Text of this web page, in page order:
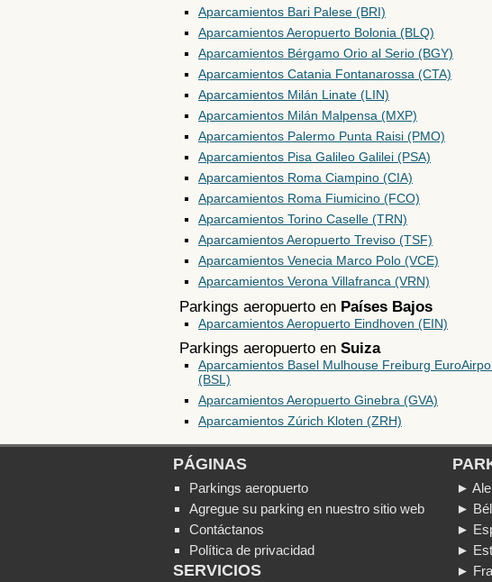
Aparcamientos Bari Palese (BRI)
Aparcamientos Aeropuerto Bolonia (BLQ)
Aparcamientos Bérgamo Orio al Serio (BGY)
Aparcamientos Catania Fontanarossa (CTA)
Aparcamientos Milán Linate (LIN)
Aparcamientos Milán Malpensa (MXP)
Aparcamientos Palermo Punta Raisi (PMO)
Aparcamientos Pisa Galileo Galilei (PSA)
Aparcamientos Roma Ciampino (CIA)
Aparcamientos Roma Fiumicino (FCO)
Aparcamientos Torino Caselle (TRN)
Aparcamientos Aeropuerto Treviso (TSF)
Aparcamientos Venecia Marco Polo (VCE)
Aparcamientos Verona Villafranca (VRN)
Parkings aeropuerto en Países Bajos
Aparcamientos Aeropuerto Eindhoven (EIN)
Parkings aeropuerto en Suiza
Aparcamientos Basel Mulhouse Freiburg
(BSL)
Aparcamientos Aeropuerto Ginebra (GVA)
Aparcamientos Zúrich Kloten (ZRH)
PÁGINAS
Parkings aeropuerto
Agregue su parking en nuestro sitio web
Contáctanos
Política de privacidad
SERVICIOS
►
►
►
►
►